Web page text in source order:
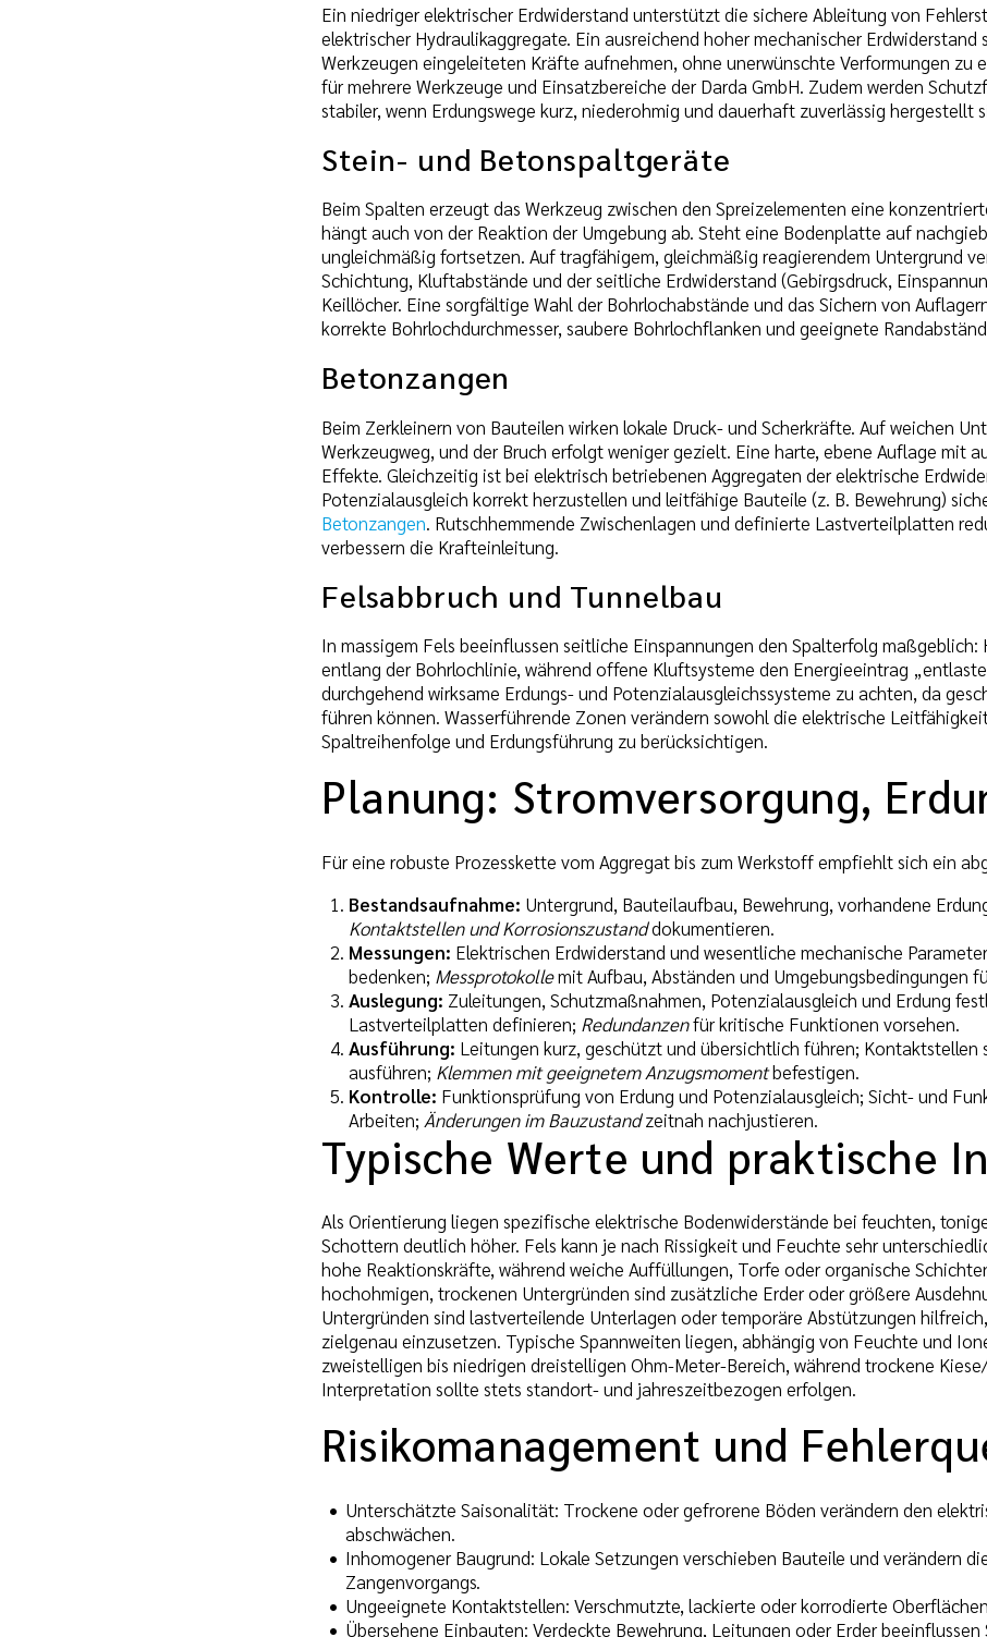
Ein niedriger elektrischer Erdwiderstand unterstützt die sichere Ableitung von
elektrischer Hydraulikaggregate. Ein ausreichend hoher mechanischer
Werkzeugen eingeleiteten Kräfte aufnehmen, ohne unerwünschte Verformungen zu
für mehrere Werkzeuge und Einsatzbereiche der Darda GmbH. Zudem werden
stabiler, wenn Erdungswege kurz, niederohmig und dauerhaft zuverlässig hergestellt
Stein- und Betonspaltgeräte
Beim Spalten erzeugt das Werkzeug zwischen den Spreizelementen eine
hängt auch von der Reaktion der Umgebung ab. Steht eine Bodenplatte auf
ungleichmäßig fortsetzen. Auf tragfähigem, gleichmäßig reagierendem Untergrund
Schichtung, Kluftabstände und der seitliche Erdwiderstand (Gebirgsdruck,
Keillöcher. Eine sorgfältige Wahl der Bohrlochabstände und das Sichern von
korrekte Bohrlochdurchmesser, saubere Bohrlochflanken und geeignete
Betonzangen
Beim Zerkleinern von Bauteilen wirken lokale Druck- und Scherkräfte. Auf weichen
Werkzeugweg, und der Bruch erfolgt weniger gezielt. Eine harte, ebene Auflage mit
Effekte. Gleichzeitig ist bei elektrisch betriebenen Aggregaten der elektrische
Potenzialausgleich korrekt herzustellen und leitfähige Bauteile (z. B. Bewehrung)
Betonzangen. Rutschhemmende Zwischenlagen und definierte Lastverteilplatten
verbessern die Krafteinleitung.
Felsabbruch und Tunnelbau
In massigem Fels beeinflussen seitliche Einspannungen den Spalterfolg
entlang der Bohrlochlinie, während offene Kluftsysteme den Energieeintrag
durchgehend wirksame Erdungs- und Potenzialausgleichssysteme zu achten, da
führen können. Wasserführende Zonen verändern sowohl die elektrische
Spaltreihenfolge und Erdungsführung zu berücksichtigen.
Planung: Stromversorgung,
Für eine robuste Prozesskette vom Aggregat bis zum Werkstoff empfiehlt sich ein
Bestandsaufnahme: Untergrund, Bauteilaufbau, Bewehrung, vorhandene
Kontaktstellen und Korrosionszustanddokumentieren.
Messungen: Elektrischen Erdwiderstand und wesentliche mechanische
bedenken; Messprotokollemit Aufbau, Abständen und Umgebungsbedingungen
Auslegung: Zuleitungen, Schutzmaßnahmen, Potenzialausgleich und Erdung
Lastverteilplatten definieren; Redundanzenfür kritische Funktionen vorsehen.
Ausführung: Leitungen kurz, geschützt und übersichtlich führen;
ausführen; Klemmen mit geeignetem Anzugsmomentbefestigen.
Kontrolle: Funktionsprüfung von Erdung und Potenzialausgleich; Sicht- und
Arbeiten; Änderungen im Bauzustandzeitnah nachjustieren.
Typische Werte und praktische
Als Orientierung liegen spezifische elektrische Bodenwiderstände bei feuchten,
Schottern deutlich höher. Fels kann je nach Rissigkeit und Feuchte sehr
hohe Reaktionskräfte, während weiche Auffüllungen, Torfe oder organische
hochohmigen, trockenen Untergründen sind zusätzliche Erder oder größere
Untergründen sind lastverteilende Unterlagen oder temporäre Abstützungen
zielgenau einzusetzen. Typische Spannweiten liegen, abhängig von Feuchte und
zweistelligen bis niedrigen dreistelligen Ohm-Meter-Bereich, während trockene
Interpretation sollte stets standort- und jahreszeitbezogen erfolgen.
Risikomanagement und
Unterschätzte Saisonalität: Trockene oder gefrorene Böden verändern den
abschwächen.
Inhomogener Baugrund: Lokale Setzungen verschieben Bauteile und verändern
Zangenvorgangs.
Ungeeignete Kontaktstellen: Verschmutzte, lackierte oder korrodierte
Übersehene Einbauten: Verdeckte Bewehrung, Leitungen oder Erder